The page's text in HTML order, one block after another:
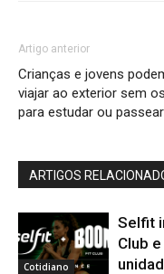
Artigo anterior
Crianças e jovens
viajar ao exterior sem
para estudar ou passear
ARTIGOS
Cotidiano
Selfit
Club